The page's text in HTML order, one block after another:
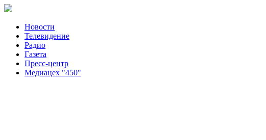
Новости
Телевидение
Радио
Газета
Пресс-центр
Медиацех "450"